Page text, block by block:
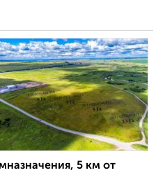
5 км от